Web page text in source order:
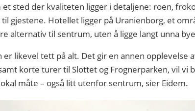
et sted der kvaliteten ligger i detaljene: roen,
gjestene. Hotellet ligger på Uranienborg, et
alternativ til sentrum, uten å ligge langt unna
likevel tett på alt. Det gir en annen opplevelse
korte turer til Slottet og Frognerparken, vil vi
måte – også litt utenfor sentrum, sier Eidem.